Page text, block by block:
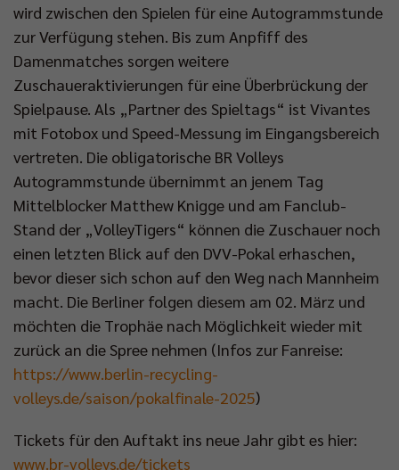
wird zwischen den Spielen für eine Autogrammstunde
zur Verfügung stehen. Bis zum Anpfiff des
Damenmatches sorgen weitere
Zuschaueraktivierungen für eine Überbrückung der
Spielpause. Als „Partner des Spieltags“ ist Vivantes
mit Fotobox und Speed-Messung im Eingangsbereich
vertreten. Die obligatorische BR Volleys
Autogrammstunde übernimmt an jenem Tag
Mittelblocker Matthew Knigge und am Fanclub-
Stand der „VolleyTigers“ können die Zuschauer noch
einen letzten Blick auf den DVV-Pokal erhaschen,
bevor dieser sich schon auf den Weg nach Mannheim
macht. Die Berliner folgen diesem am 02. März und
möchten die Trophäe nach Möglichkeit wieder mit
zurück an die Spree nehmen (Infos zur Fanreise:
https://www.berlin-recycling-
volleys.de/saison/pokalfinale-2025)
Tickets für den Auftakt ins neue Jahr gibt es hier:
www.br-volleys.de/tickets